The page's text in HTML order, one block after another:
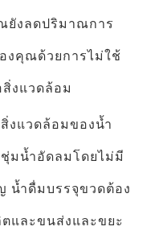
ยังลดปริมาณการ
งคุณด้วยการไม่ใช้
งแวดล้อม
งแวดล้อมของน้ำ
มน้ำอัดลมโดยไม่มี
น้ำดื่มบรรจุขวดต้อง
และขนส่งและขยะ